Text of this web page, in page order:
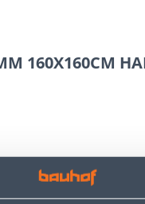
160X160CM
for a logged-in